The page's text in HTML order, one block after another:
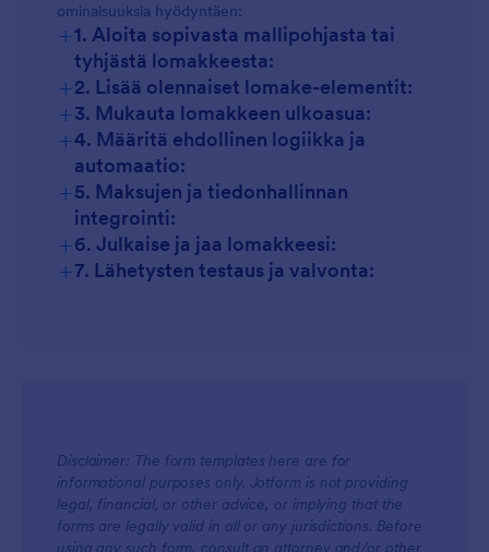
Vapaaehtoishakemukset:
ominaisuuksia hyödyntäen:
+1. Aloita sopivasta mallipohjasta tai
tyhjästä lomakkeesta:
+2. Lisää olennaiset lomake-elementit:
+3. Mukauta lomakkeen ulkoasua:
+4. Määritä ehdollinen logiikka ja
automaatio:
+5. Maksujen ja tiedonhallinnan
integrointi:
+6. Julkaise ja jaa lomakkeesi:
+7. Lähetysten testaus ja valvonta:
Disclaimer: The form templates here are for
informational purposes only. Jotform is not providing
legal, financial, or other advice, or implying that the
forms are legally valid in all or any jurisdictions. Before
using any such form, consult an attorney and/or other